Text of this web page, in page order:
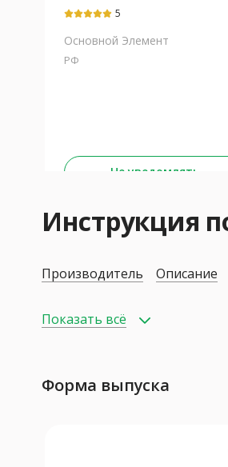
5
Основной Элемент
РФ
Не уведомлять
Инструкция
Производитель Описание
Показать всё
Форма выпуска